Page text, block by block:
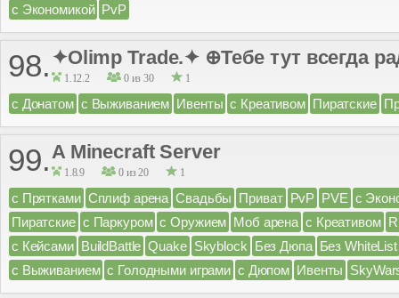
с Экономикой PvP
98. ✦Olimp Trade.✦ ⊕Тебе тут всегда
1.12.2 0 из 30 1
с Донатом с Выживанием Ивенты с Креативом Пиратские
99.A Minecraft Server
1.8.9 0 из 20 1
с Прятками Сплиф арена Свадьбы Приват PvP PVE с
Пиратские с Паркуром с Оружием Моб арена с Креативом
с Кейсами BuildBattle Quake Skyblock Без Дюпа Без WhiteList
с Выживанием с Голодными играми с Дюпом Ивенты